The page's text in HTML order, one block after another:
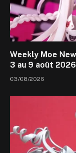
Weekly Moe
3 au 9 août 2026
03/08/2026